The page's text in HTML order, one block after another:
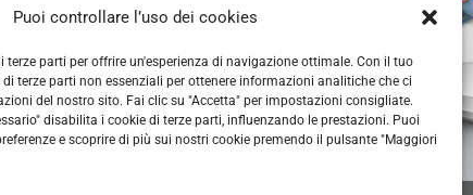
Puoi controllare l’uso dei cookies
terze parti per offrire un'esperienza di navigazione ottimale. Con il tuo
terze parti non essenziali per ottenere informazioni analitiche che ci
del nostro sito. Fai clic su "Accetta" per impostazioni consigliate.
disabilita i cookie di terze parti, influenzando le prestazioni. Puoi
e scoprire di più sui nostri cookie premendo il pulsante "Maggiori